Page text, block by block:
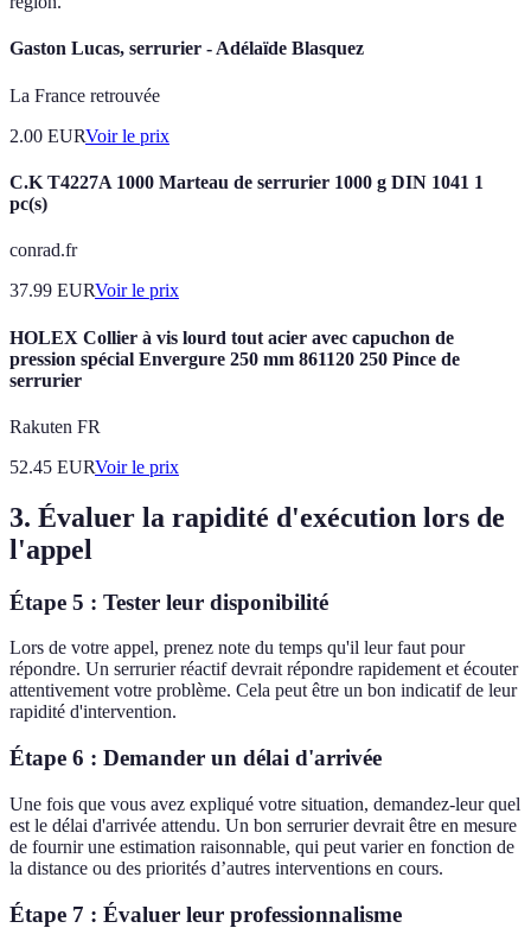
Gaston Lucas, serrurier - Adélaïde Blasquez
La France retrouvée
2.00 EURVoir le prix
C.K T4227A 1000 Marteau de serrurier 1000 g DIN 1041 1
pc(s)
conrad.fr
37.99 EURVoir le prix
HOLEX Collier à vis lourd tout acier avec capuchon de
pression spécial Envergure 250 mm 861120 250 Pince de
serrurier
Rakuten FR
52.45 EURVoir le prix
3. Évaluer la rapidité d'exécution lors de
l'appel
Étape 5 : Tester leur disponibilité
Lors de votre appel, prenez note du temps qu'il leur faut pour
répondre. Un serrurier réactif devrait répondre rapidement et écouter
attentivement votre problème. Cela peut être un bon indicatif de leur
rapidité d'intervention.
Étape 6 : Demander un délai d'arrivée
Une fois que vous avez expliqué votre situation, demandez-leur quel
est le délai d'arrivée attendu. Un bon serrurier devrait être en mesure
de fournir une estimation raisonnable, qui peut varier en fonction de
la distance ou des priorités d’autres interventions en cours.
Étape 7 : Évaluer leur professionnalisme